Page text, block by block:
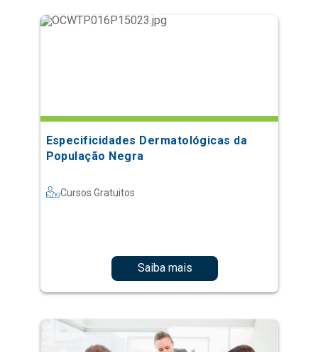
Especificidades Dermatológicas da
População Negra
Cursos Gratuitos
Saiba mais